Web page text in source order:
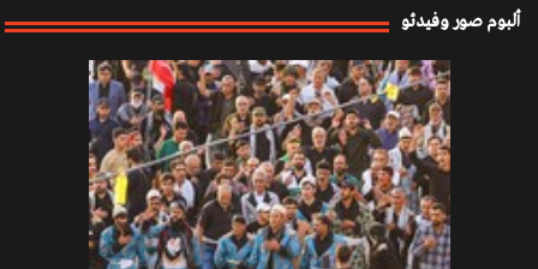
صفقة القرن
ألبوم صور وفيدئو